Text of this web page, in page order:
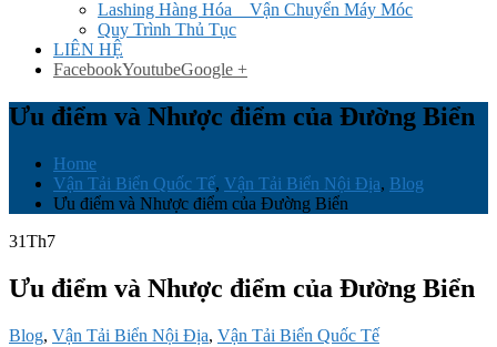
Lashing Hàng Hóa _ Vận Chuyển Máy Móc
Quy Trình Thủ Tục
LIÊN HỆ
FacebookYoutubeGoogle +
Ưu điểm và Nhược điểm của Đường Biển
Home
Vận Tải Biển Quốc Tế, Vận Tải Biển Nội Địa, Blog
Ưu điểm và Nhược điểm của Đường Biển
31Th7
Ưu điểm và Nhược điểm của Đường Biển
Blog, Vận Tải Biển Nội Địa, Vận Tải Biển Quốc Tế